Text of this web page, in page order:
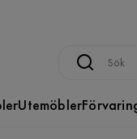
Utemöbler